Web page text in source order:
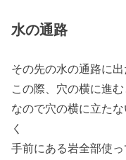
水の通路
その先の水の通路に
この際、穴の横に進
なので穴の横に立た
く
手前にある岩全部使